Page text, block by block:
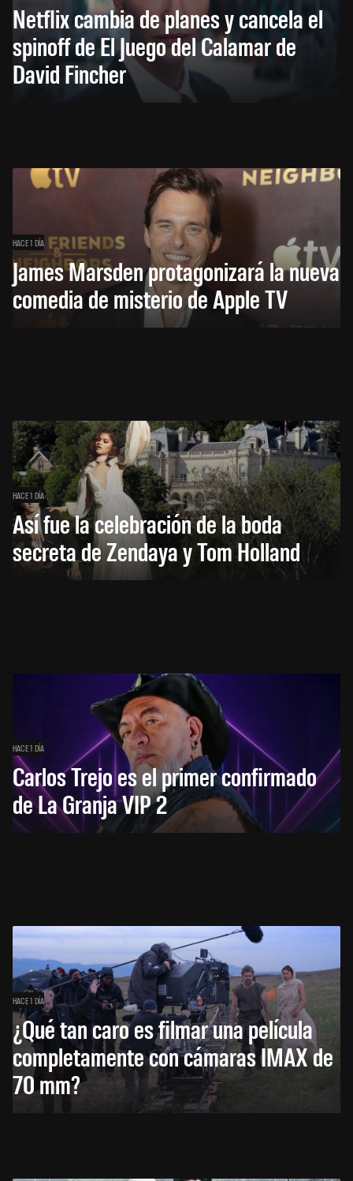
Netflix cambia de planes y cancela el
spinoff de El Juego del Calamar de
David Fincher
HACE 1 DÍA
James Marsden protagonizará la nueva
comedia de misterio de Apple TV
HACE 1 DÍA
Así fue la celebración de la boda
secreta de Zendaya y Tom Holland
HACE 1 DÍA
Carlos Trejo es el primer confirmado
de La Granja VIP 2
HACE 1 DÍA
¿Qué tan caro es filmar una película
completamente con cámaras IMAX de
70 mm?